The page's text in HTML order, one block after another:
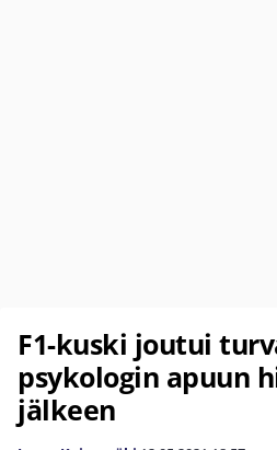
F1-kuski joutui
psykologin apuun
jälkeen